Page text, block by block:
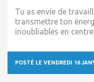
Tu as envie de
transmettre ton
inoubliables en
POSTÉ LE VENDREDI 16